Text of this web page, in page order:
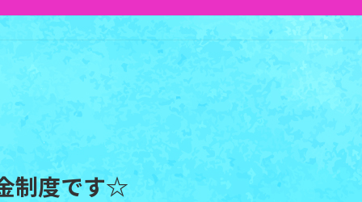
制度です☆